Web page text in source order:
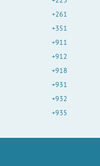
+261
+351
+911
+912
+918
+931
+932
+935